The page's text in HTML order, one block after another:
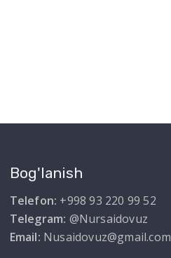
Bog'lanish
Telefon: +998 93 220 99 52
Telegram: @Nursaidovuz
Email: Nusaidovuz@gmail.com